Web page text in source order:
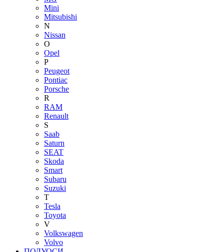
Mini
Mitsubishi
N
Nissan
O
Opel
P
Peugeot
Pontiac
Porsche
R
RAM
Renault
S
Saab
Saturn
SEAT
Skoda
Smart
Subaru
Suzuki
T
Tesla
Toyota
V
Volkswagen
Volvo